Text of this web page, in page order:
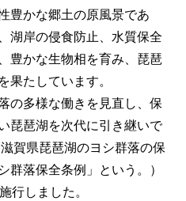
豊かな郷土の原風景であ
湖岸の侵食防止、水質保全
豊かな生物相を育み、琵琶
果たしています。
の多様な働きを見直し、保
琵琶湖を次代に引き継いで
賀県琵琶湖のヨシ群落の保
群落保全条例」という。）
行しました。